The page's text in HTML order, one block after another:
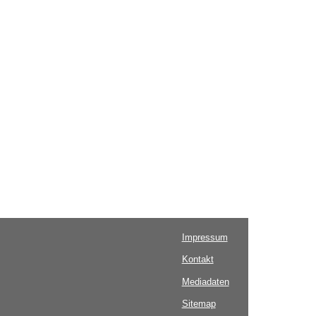
Impressum
Kontakt
Mediadaten
Sitemap